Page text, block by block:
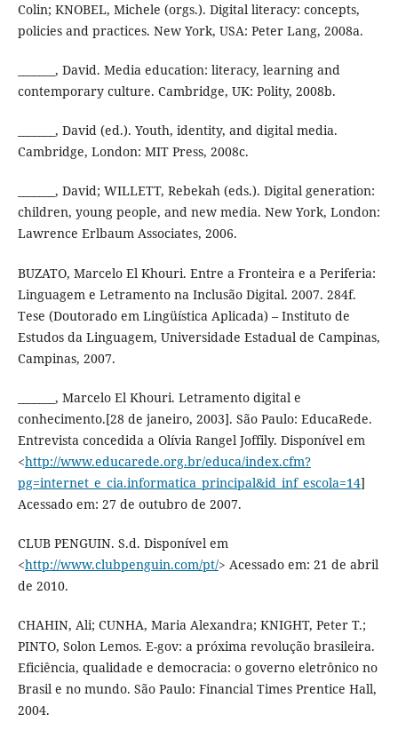
Colin; KNOBEL, Michele (orgs.). Digital literacy: concepts,
policies and practices. New York, USA: Peter Lang, 2008a.
_______, David. Media education: literacy, learning and
contemporary culture. Cambridge, UK: Polity, 2008b.
_______, David (ed.). Youth, identity, and digital media.
Cambridge, London: MIT Press, 2008c.
_______, David; WILLETT, Rebekah (eds.). Digital generation:
children, young people, and new media. New York, London:
Lawrence Erlbaum Associates, 2006.
BUZATO, Marcelo El Khouri. Entre a Fronteira e a Periferia:
Linguagem e Letramento na Inclusão Digital. 2007. 284f.
Tese (Doutorado em Lingüística Aplicada) – Instituto de
Estudos da Linguagem, Universidade Estadual de Campinas,
Campinas, 2007.
_______, Marcelo El Khouri. Letramento digital e
conhecimento.[28 de janeiro, 2003]. São Paulo: EducaRede.
Entrevista concedida a Olívia Rangel Joffily. Disponível em
<http://www.educarede.org.br/educa/index.cfm?
pg=internet_e_cia.informatica_principal&id_inf_escola=14]
Acessado em: 27 de outubro de 2007.
CLUB PENGUIN. S.d. Disponível em
<http://www.clubpenguin.com/pt/> Acessado em: 21 de abril
de 2010.
CHAHIN, Ali; CUNHA, Maria Alexandra; KNIGHT, Peter T.;
PINTO, Solon Lemos. E-gov: a próxima revolução brasileira.
Eficiência, qualidade e democracia: o governo eletrônico no
Brasil e no mundo. São Paulo: Financial Times Prentice Hall,
2004.